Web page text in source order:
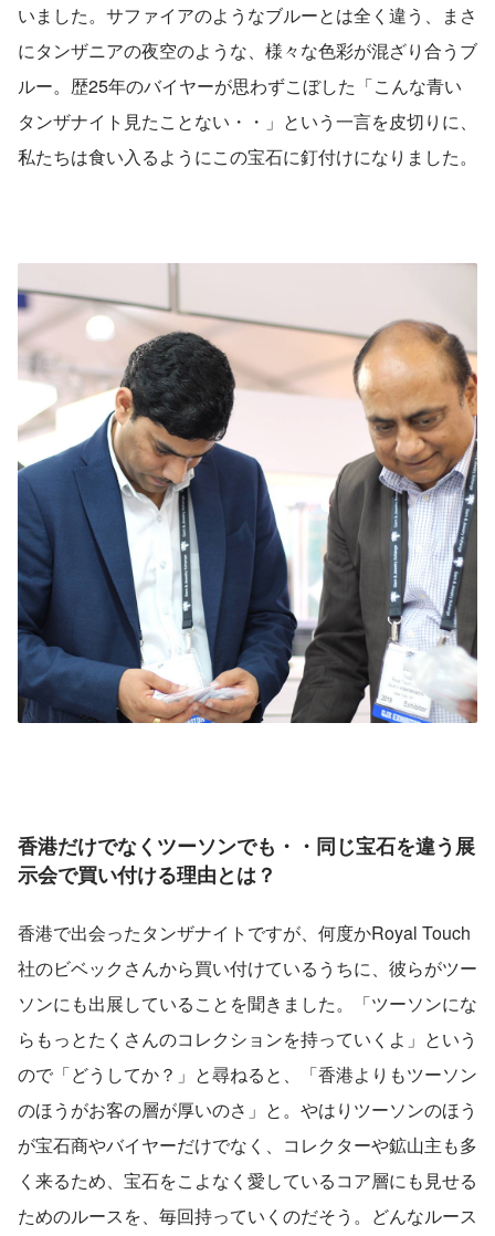
いました。サファイアのようなブルーとは全く違う、まさ
にタンザニアの夜空のような、様々な色彩が混ざり合うブ
ルー。歴25年のバイヤーが思わずこぼした「こんな青い
タンザナイト見たことない・・」という一言を皮切りに、
私たちは食い入るようにこの宝石に釘付けになりました。
香港だけでなくツーソンでも・・同じ宝石を違う展
示会で買い付ける理由とは？
香港で出会ったタンザナイトですが、何度かRoyal Touch
社のビベックさんから買い付けているうちに、彼らがツー
ソンにも出展していることを聞きました。「ツーソンにな
らもっとたくさんのコレクションを持っていくよ」という
ので「どうしてか？」と尋ねると、「香港よりもツーソン
のほうがお客の層が厚いのさ」と。やはりツーソンのほう
が宝石商やバイヤーだけでなく、コレクターや鉱山主も多
く来るため、宝石をこよなく愛しているコア層にも見せる
ためのルースを、毎回持っていくのだそう。どんなルース